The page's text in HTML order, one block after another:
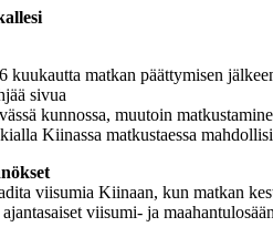
kuukautta matkan päättymisen
sivua
kunnossa, muutoin
Kiinassa matkustaessa
viisumia Kiinaan, kun matkan
viisumi- ja